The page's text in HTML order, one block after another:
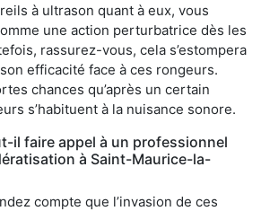
à ultrason quant à eux, vous
une action perturbatrice dès les
rassurez-vous, cela s’estompera
efficacité face à ces rongeurs.
chances qu’après un certain
s’habituent à la nuisance sonore.
il faire appel à un professionnel
à Saint-Maurice-la-
compte que l’invasion de ces